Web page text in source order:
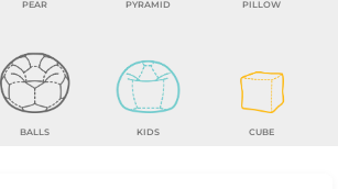
PEAR PYRAMID PILLOW
BALLS KIDS CUBE